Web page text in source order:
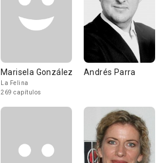
Marisela González
La Felina
269 capítulos
Andrés Parra